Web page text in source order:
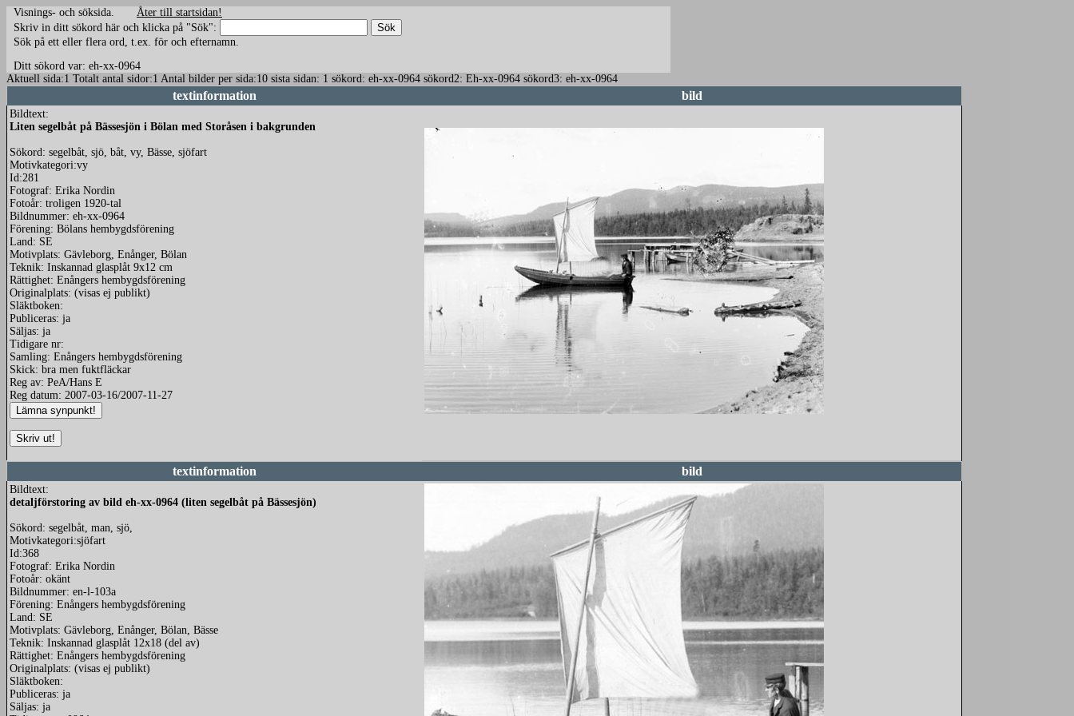
Visnings- och söksida. Åter till startsidan!
Skriv in ditt sökord här och klicka på "Sök":
Sök på ett eller flera ord, t.ex. för och efternamn.
Ditt sökord var: eh-xx-0964
Aktuell sida:1 Totalt antal sidor:1 Antal bilder per sida:10 sista sidan: 1 sökord: eh-xx-0964 sökord2: Eh-xx-0964 sökord3: eh-xx-0964
textinformation bild
Bildtext:
Liten segelbåt på Bässesjön i Bölan med Storåsen i bakgrunden
Sökord: segelbåt, sjö, båt, vy, Bässe, sjöfart
Motivkategori:vy
Id:281
Fotograf: Erika Nordin
Fotoår: troligen 1920-tal
Bildnummer: eh-xx-0964
Förening: Bölans hembygdsförening
Land: SE
Motivplats: Gävleborg, Enånger, Bölan
Teknik: Inskannad glasplåt 9x12 cm
Rättighet: Enångers hembygdsförening
Originalplats: (visas ej publikt)
Släktboken:
Publiceras: ja
Säljas: ja
Tidigare nr:
Samling: Enångers hembygdsförening
Skick: bra men fuktfläckar
Reg av: PeA/Hans E
Reg datum: 2007-03-16/2007-11-27
textinformation bild
Bildtext:
detaljförstoring av bild eh-xx-0964 (liten segelbåt på Bässesjön)
Sökord: segelbåt, man, sjö,
Motivkategori:sjöfart
Id:368
Fotograf: Erika Nordin
Fotoår: okänt
Bildnummer: en-l-103a
Förening: Enångers hembygdsförening
Land: SE
Motivplats: Gävleborg, Enånger, Bölan, Bässe
Teknik: Inskannad glasplåt 12x18 (del av)
Rättighet: Enångers hembygdsförening
Originalplats: (visas ej publikt)
Släktboken:
Publiceras: ja
Säljas: ja